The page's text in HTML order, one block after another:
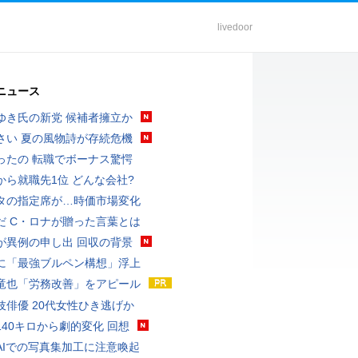
livedoor
ュース
き氏の新党 候補者擁立か
い 夏の風物詩が存続危機
たの 転職でボーナス驚愕
ら就職先1位 どんな会社?
の指定席が…時価市場変化
C・ロナが贈った言葉とは
異例の申し出 回収の背景
「最強ブルペン構想」浮上
也「労務改善」をアピール
俳優 20代女性ひき逃げか
キロから劇的変化 回想
での写真集加工に注意喚起